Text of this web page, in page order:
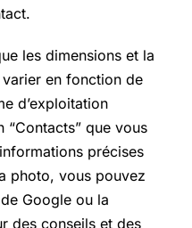
les dimensions et la
en fonction de
d’exploitation
“Contacts” que vous
précises
photo, vous pouvez
Google ou la
des conseils et des